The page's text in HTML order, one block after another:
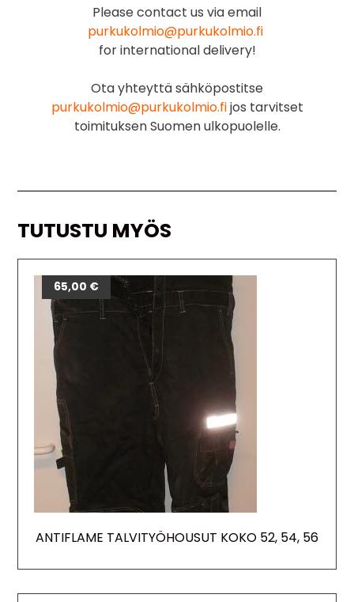
Please contact us via email
purkukolmio@purkukolmio.fi
for international delivery!
Ota yhteyttä sähköpostitse
purkukolmio@purkukolmio.fijos tarvitset
toimituksen Suomen ulkopuolelle.
TUTUSTU MYÖS
ANTIFLAME TALVITYÖHOUSUT KOKO 52, 54, 56
65,00 €